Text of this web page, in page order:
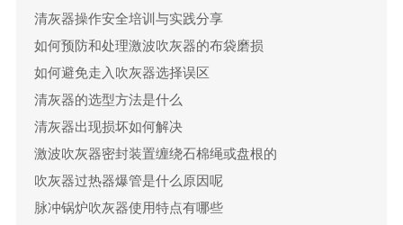
清灰器操作安全培训与实践分享
如何预防和处理激波吹灰器的布袋磨损
如何避免走入吹灰器选择误区
清灰器的选型方法是什么
清灰器出现损坏如何解决
激波吹灰器密封装置缠绕石棉绳或盘根的
吹灰器过热器爆管是什么原因呢
脉冲锅炉吹灰器使用特点有哪些